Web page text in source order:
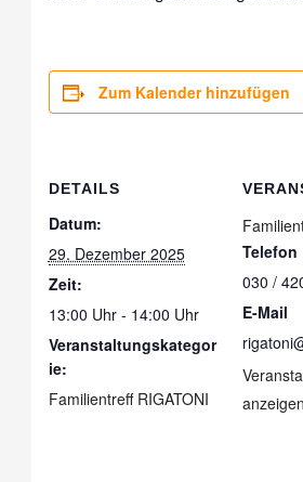
Zum Kalender hinzufügen
DETAILS
Datum:
29. Dezember 2025
Zeit:
13:00 Uhr - 14:00 Uhr
Veranstaltungskategor
ie:
Familientreff RIGATONI
Telefon
030 /
E-Mail
anzeigen